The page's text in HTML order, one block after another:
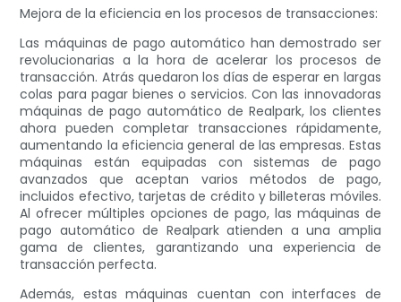
Mejora de la eficiencia en los procesos de transacciones:
Las máquinas de pago automático han demostrado ser
revolucionarias a la hora de acelerar los procesos de
transacción. Atrás quedaron los días de esperar en largas
colas para pagar bienes o servicios. Con las innovadoras
máquinas de pago automático de Realpark, los clientes
ahora pueden completar transacciones rápidamente,
aumentando la eficiencia general de las empresas. Estas
máquinas están equipadas con sistemas de pago
avanzados que aceptan varios métodos de pago,
incluidos efectivo, tarjetas de crédito y billeteras móviles.
Al ofrecer múltiples opciones de pago, las máquinas de
pago automático de Realpark atienden a una amplia
gama de clientes, garantizando una experiencia de
transacción perfecta.
Además, estas máquinas cuentan con interfaces de